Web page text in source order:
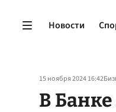
Новости
15 ноября 2024 16:42
В